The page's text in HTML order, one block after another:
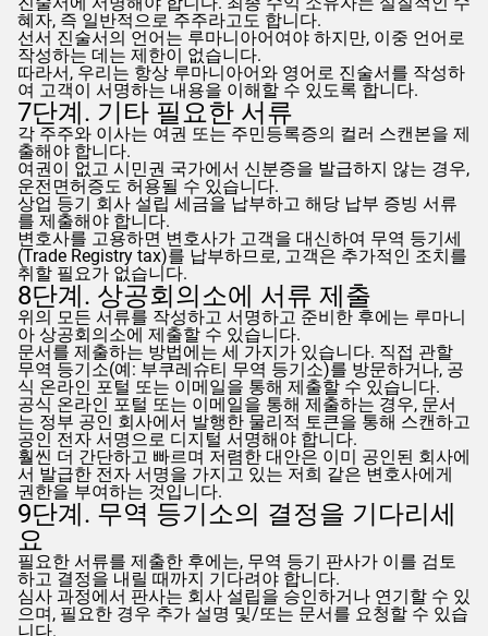
혜자, 즉 일반적으로 주주라고도 합니다.
선서 진술서의 언어는 루마니아어여야 하지만, 이중 언어로
작성하는 데는 제한이 없습니다.
따라서, 우리는 항상 루마니아어와 영어로 진술서를 작성하
여 고객이 서명하는 내용을 이해할 수 있도록 합니다.
7단계. 기타 필요한 서류
각 주주와 이사는 여권 또는 주민등록증의 컬러 스캔본을 제
출해야 합니다.
여권이 없고 시민권 국가에서 신분증을 발급하지 않는 경우,
운전면허증도 허용될 수 있습니다.
상업 등기 회사 설립 세금을 납부하고 해당 납부 증빙 서류
를 제출해야 합니다.
변호사를 고용하면 변호사가 고객을 대신하여 무역 등기세
(Trade Registry tax)를 납부하므로, 고객은 추가적인 조치를
취할 필요가 없습니다.
8단계. 상공회의소에 서류 제출
위의 모든 서류를 작성하고 서명하고 준비한 후에는 루마니
아 상공회의소에 제출할 수 있습니다.
문서를 제출하는 방법에는 세 가지가 있습니다. 직접 관할
무역 등기소(예: 부쿠레슈티 무역 등기소)를 방문하거나, 공
식 온라인 포털 또는 이메일을 통해 제출할 수 있습니다.
공식 온라인 포털 또는 이메일을 통해 제출하는 경우, 문서
는 정부 공인 회사에서 발행한 물리적 토큰을 통해 스캔하고
공인 전자 서명으로 디지털 서명해야 합니다.
훨씬 더 간단하고 빠르며 저렴한 대안은 이미 공인된 회사에
서 발급한 전자 서명을 가지고 있는 저희 같은 변호사에게
권한을 부여하는 것입니다.
9단계. 무역 등기소의 결정을 기다리세
요
필요한 서류를 제출한 후에는, 무역 등기 판사가 이를 검토
하고 결정을 내릴 때까지 기다려야 합니다.
심사 과정에서 판사는 회사 설립을 승인하거나 연기할 수 있
으며, 필요한 경우 추가 설명 및/또는 문서를 요청할 수 있습
니다.